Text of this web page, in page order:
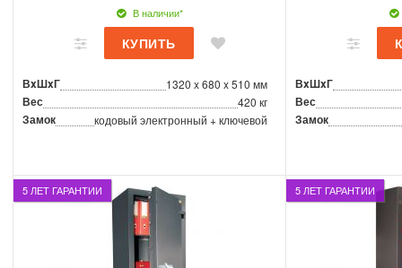
В наличии*
ВxШxГ 1320 x 680 x 510 мм
Вес 420 кг
Замок кодовый электронный + ключевой
ВxШxГ
Вес
Замок
5 ЛЕТ ГАРАНТИИ 5 ЛЕТ ГАРАНТИИ